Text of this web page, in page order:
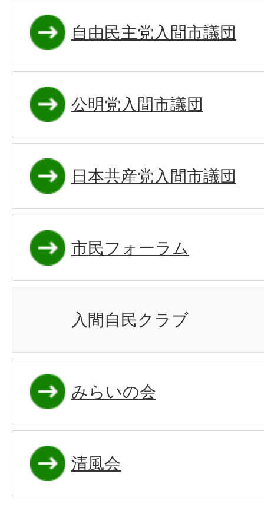
自由民主党入間市議団
公明党入間市議団
日本共産党入間市議団
市民フォーラム
入間自民クラブ
みらいの会
清風会